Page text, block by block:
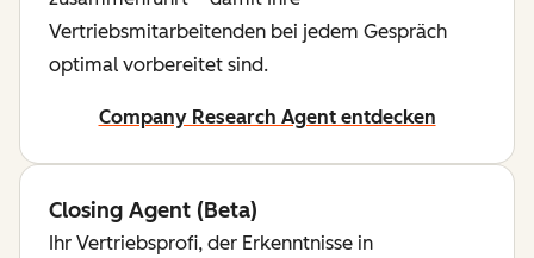
Vertriebsmitarbeitenden bei jedem Gespräch
optimal vorbereitet sind.
Company Research Agent entdecken
Closing Agent (Beta)
Ihr Vertriebsprofi, der Erkenntnisse in